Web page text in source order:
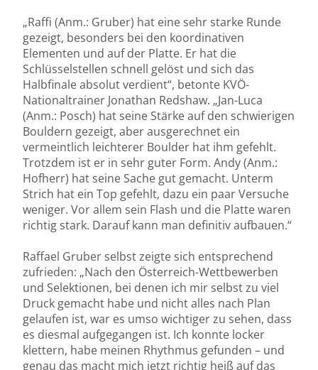
„Raffi (Anm.: Gruber) hat eine sehr starke Runde
gezeigt, besonders bei den koordinativen
Elementen und auf der Platte. Er hat die
Schlüsselstellen schnell gelöst und sich das
Halbfinale absolut verdient“, betonte KVÖ-
Nationaltrainer Jonathan Redshaw. „Jan-Luca
(Anm.: Posch) hat seine Stärke auf den schwierigen
Bouldern gezeigt, aber ausgerechnet ein
vermeintlich leichterer Boulder hat ihm gefehlt.
Trotzdem ist er in sehr guter Form. Andy (Anm.:
Hofherr) hat seine Sache gut gemacht. Unterm
Strich hat ein Top gefehlt, dazu ein paar Versuche
weniger. Vor allem sein Flash und die Platte waren
richtig stark. Darauf kann man definitiv aufbauen.“
Raffael Gruber selbst zeigte sich entsprechend
zufrieden: „Nach den Österreich-Wettbewerben
und Selektionen, bei denen ich mir selbst zu viel
Druck gemacht habe und nicht alles nach Plan
gelaufen ist, war es umso wichtiger zu sehen, dass
es diesmal aufgegangen ist. Ich konnte locker
klettern, habe meinen Rhythmus gefunden – und
genau das macht mich jetzt richtig heiß auf das